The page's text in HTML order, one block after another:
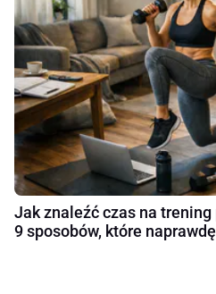
Jak znaleźć czas na
9 sposobów, które